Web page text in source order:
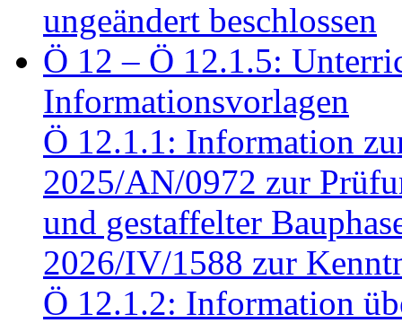
ungeändert beschlossen
Ö 12 – Ö 12.1.5:
Informationsvorlagen
Ö 12.1.1: Information
2025/AN/0972 zur
und gestaffelter
2026/IV/1588 zur
Ö 12.1.2: Information